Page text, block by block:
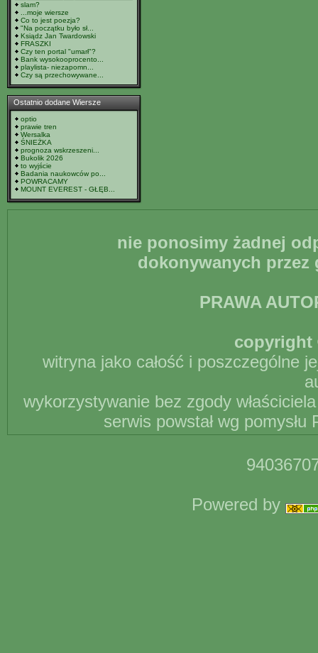
slam?
...moje wiersze
Co to jest poezja?
"Na początku było sł...
Ksiądz Jan Twardowski
FRASZKI
Czy ten portal "umarł"?
Bank wysokooprocento...
playlista- niezapomn...
Czy są przechowywane...
Ostatnio dodane Wiersze
optio
prawie tren
Wersalka
ŚNIEŻKA
prognoza wskrzeszeni...
Bukolik 2026
to wyjście
Badania naukowców po...
POWRACAMY
MOUNT EVEREST - GŁĘB...
nie ponosimy żadnej
dokonywanych
PRAWA
copyright
witryna jako całość i poszczególne
wykorzystywanie bez zgody
serwis powstał wg
Powered by